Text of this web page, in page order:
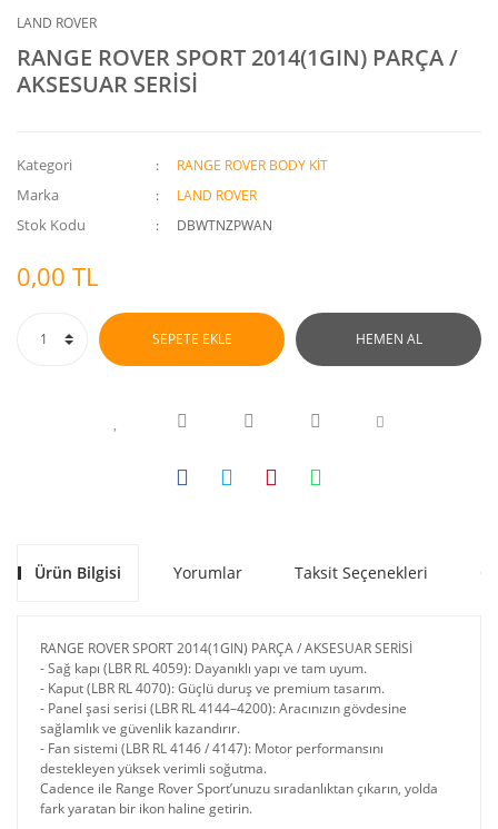
LAND ROVER
RANGE ROVER SPORT 2014(1GIN) PARÇA /
AKSESUAR SERİSİ
Kategori RANGE ROVER BODY KİT
Marka LAND ROVER
Stok Kodu DBWTNZPWAN
0,00 TL
SEPETE EKLE HEMEN AL
Ürün Bilgisi Yorumlar Taksit Seçenekleri
RANGE ROVER SPORT 2014(1GIN) PARÇA / AKSESUAR SERİSİ
- Sağ kapı (LBR RL 4059): Dayanıklı yapı ve tam uyum.
- Kaput (LBR RL 4070): Güçlü duruş ve premium tasarım.
- Panel şasi serisi (LBR RL 4144–4200): Aracınızın gövdesine
sağlamlık ve güvenlik kazandırır.
- Fan sistemi (LBR RL 4146 / 4147): Motor performansını
destekleyen yüksek verimli soğutma.
Cadence ile Range Rover Sport’unuzu sıradanlıktan çıkarın, yolda
fark yaratan bir ikon haline getirin.